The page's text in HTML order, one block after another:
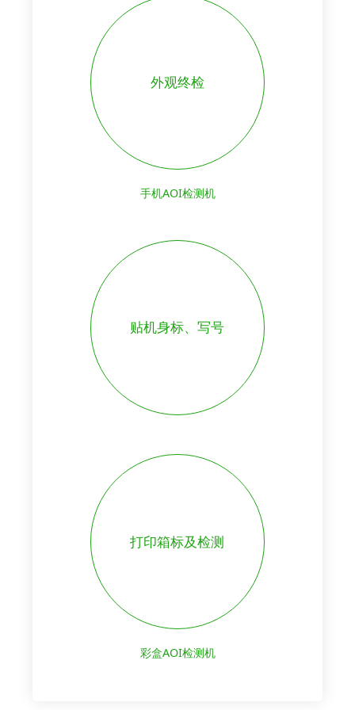
外观终检
手机AOI检测机
贴机身标、写号
打印箱标及检测
彩盒AOI检测机